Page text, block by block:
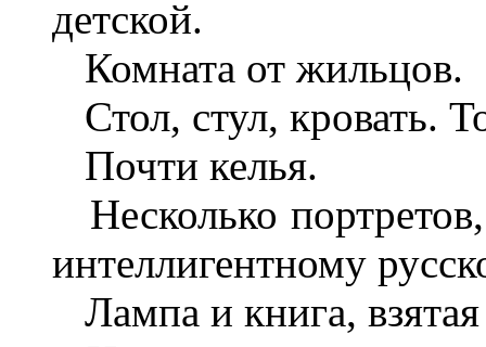
детской.
Комната от жильцов.
Стол, стул, кровать.
Почти келья.
Несколько
интеллигентному
Лампа и книга,